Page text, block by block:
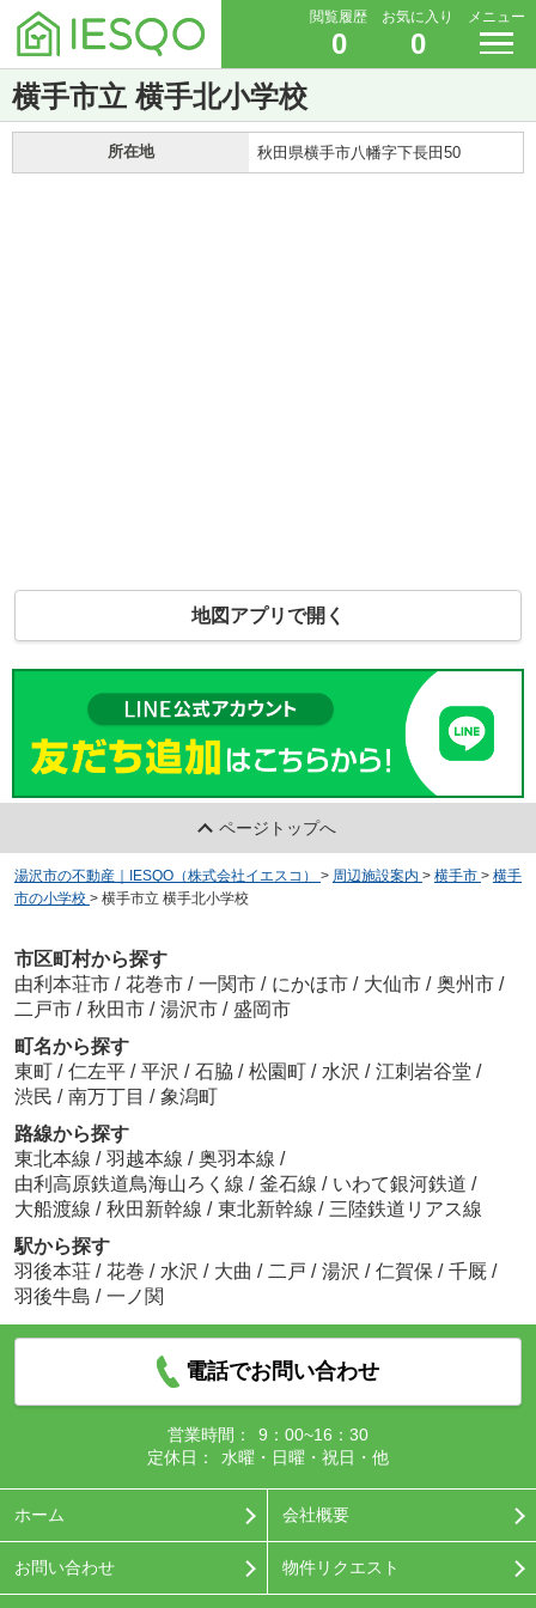
閲覧履歴
0
お気に入り
0
メニュー
横手市立 横手北小学校
所在地 秋田県横手市八幡字下長田50
地図アプリで開く
ページトップへ
湯沢市の不動産｜IESQO（株式会社イエスコ） > 周辺施設案内 > 横手市 > 横手
市の小学校 > 横手市立 横手北小学校
市区町村から探す
由利本荘市 / 花巻市 / 一関市 / にかほ市 / 大仙市 / 奥州市 /
二戸市 / 秋田市 / 湯沢市 / 盛岡市
町名から探す
東町 / 仁左平 / 平沢 / 石脇 / 松園町 / 水沢 / 江刺岩谷堂 /
渋民 / 南万丁目 / 象潟町
路線から探す
東北本線 / 羽越本線 / 奥羽本線 /
由利高原鉄道鳥海山ろく線 / 釜石線 / いわて銀河鉄道 /
大船渡線 / 秋田新幹線 / 東北新幹線 / 三陸鉄道リアス線
駅から探す
羽後本荘 / 花巻 / 水沢 / 大曲 / 二戸 / 湯沢 / 仁賀保 / 千厩 /
羽後牛島 / 一ノ関
電話でお問い合わせ
営業時間：
9：00~16：30
定休日：
水曜・日曜・祝日・他
ホーム 会社概要
お問い合わせ 物件リクエスト